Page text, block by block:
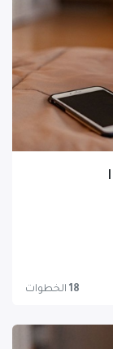
18 الخطوات